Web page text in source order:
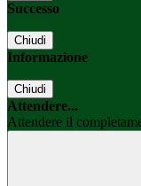
Successo
Chiudi
Informazione
Chiudi
Attendere...
Attendere il